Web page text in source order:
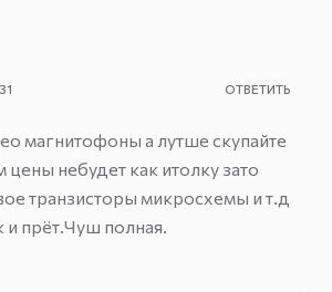
ОТВЕТИТЬ
магнитофоны а лутше скупайте
цены небудет как итолку зато
транзисторы микросхемы и т.д
и прёт.Чуш полная.